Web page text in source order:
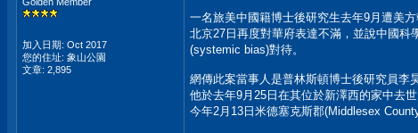
加入日期: Oct 2017
您的住址: 象山公園
文章: 2,895
一名旅美中國籍博士後研究生去年9月遭美
北京27日再度對華府表達不滿，並說中國科
(systemic bias)對待。
網傳此案當事人是普林斯頓博士後研究員李
他於去年9月25日在其位於新澤西的家中去世
今年2月13日米德塞克斯郡(Middlesex